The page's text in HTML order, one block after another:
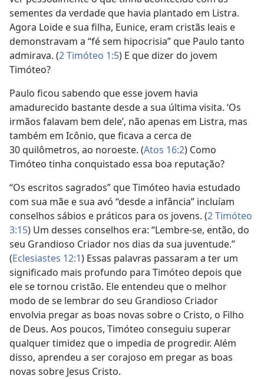
sementes da verdade que havia plantado em Listra.
Agora Loide e sua filha, Eunice, eram cristãs leais e
demonstravam a “fé sem hipocrisia” que Paulo tanto
admirava. (2 Timóteo 1:5) E que dizer do jovem
Timóteo?
Paulo ficou sabendo que esse jovem havia
amadurecido bastante desde a sua última visita. ‘Os
irmãos falavam bem dele’, não apenas em Listra, mas
também em Icônio, que ficava a cerca de
30 quilômetros, ao noroeste. (Atos 16:2) Como
Timóteo tinha conquistado essa boa reputação?
“Os escritos sagrados” que Timóteo havia estudado
com sua mãe e sua avó “desde a infância” incluíam
conselhos sábios e práticos para os jovens. (2 Timóteo
3:15) Um desses conselhos era: “Lembre-se, então, do
seu Grandioso Criador nos dias da sua juventude.”
(Eclesiastes 12:1) Essas palavras passaram a ter um
significado mais profundo para Timóteo depois que
ele se tornou cristão. Ele entendeu que o melhor
modo de se lembrar do seu Grandioso Criador
envolvia pregar as boas novas sobre o Cristo, o Filho
de Deus. Aos poucos, Timóteo conseguiu superar
qualquer timidez que o impedia de progredir. Além
disso, aprendeu a ser corajoso em pregar as boas
novas sobre Jesus Cristo.